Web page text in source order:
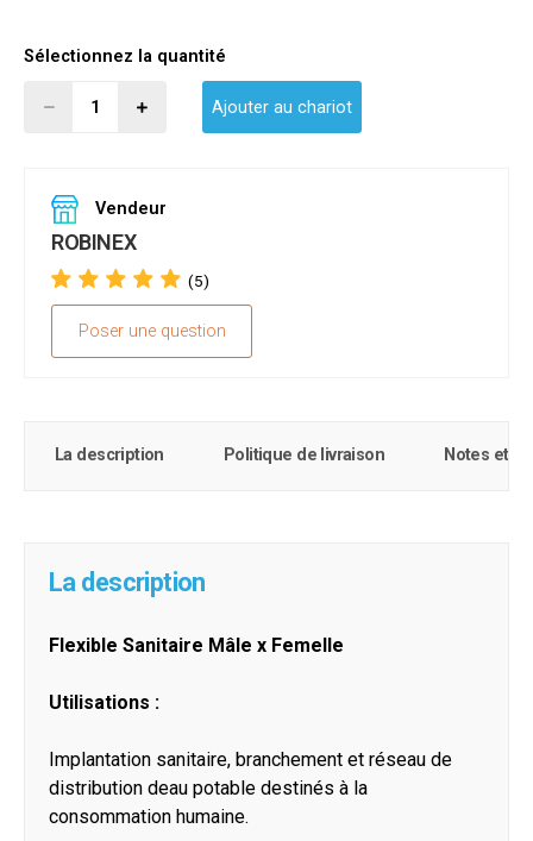
Sélectionnez la quantité
Ajouter au chariot
Vendeur
ROBINEX
(5)
Poser une question
La description Politique de livraison Notes et
La description
Flexible Sanitaire Mâle x Femelle
Utilisations :
Implantation sanitaire, branchement et réseau de
distribution deau potable destinés à la
consommation humaine.